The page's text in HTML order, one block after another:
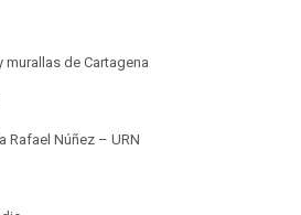
de Cartagena
Rafael Núñez – URN